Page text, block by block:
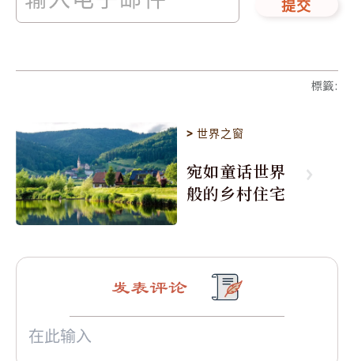
提交
標籤:
>世界之窗
宛如童话世界
般的乡村住宅
发表评论